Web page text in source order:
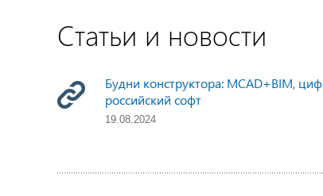
Статьи и новости
Будни конструктора: MCAD+BIM,
российский софт
19.08.2024